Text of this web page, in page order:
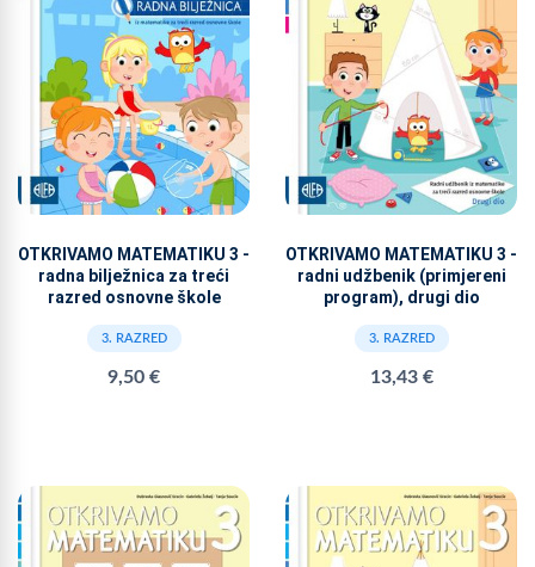
OTKRIVAMO MATEMATIKU 3 -
radna bilježnica za treći
razred osnovne škole
3. RAZRED
9,50 €
OTKRIVAMO MATEMATIKU 3 -
radni udžbenik (primjereni
program), drugi dio
3. RAZRED
13,43 €